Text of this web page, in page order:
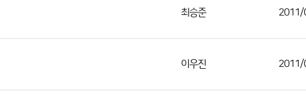
최승준 2011/
이우진 2011/